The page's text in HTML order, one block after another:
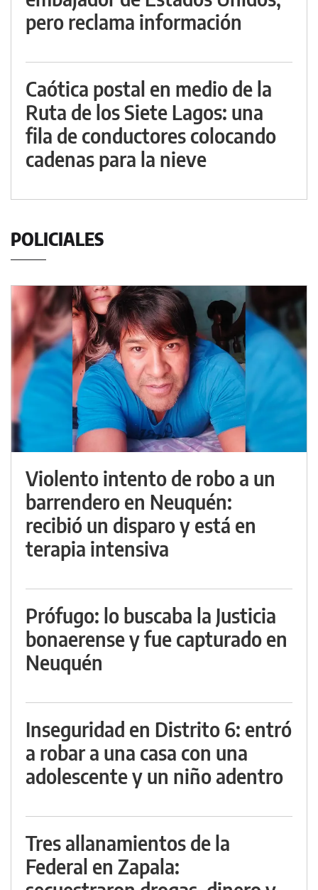
pero reclama información
Caótica postal en medio de la
Ruta de los Siete Lagos: una
fila de conductores colocando
cadenas para la nieve
POLICIALES
Violento intento de robo a un
barrendero en Neuquén:
recibió un disparo y está en
terapia intensiva
Prófugo: lo buscaba la Justicia
bonaerense y fue capturado en
Neuquén
Inseguridad en Distrito 6: entró
a robar a una casa con una
adolescente y un niño adentro
Tres allanamientos de la
Federal en Zapala: